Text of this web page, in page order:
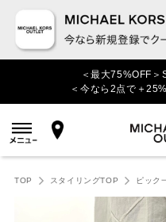
＜最大75%OFF
＜今なら2点で＋
TOP スタイリングTOP ピック